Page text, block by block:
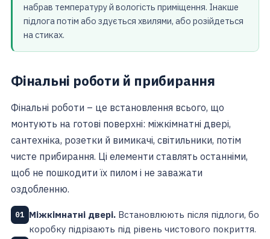
набрав температуру й вологість приміщення. Інакше
підлога потім або здується хвилями, або розійдеться
на стиках.
Фінальні роботи й прибирання
Фінальні роботи – це встановлення всього, що
монтують на готові поверхні: міжкімнатні двері,
сантехніка, розетки й вимикачі, світильники, потім
чисте прибирання. Ці елементи ставлять останніми,
щоб не пошкодити їх пилом і не заважати
оздобленню.
01 Міжкімнатні двері. Встановлюють після підлоги, бо
коробку підрізають під рівень чистового покриття.